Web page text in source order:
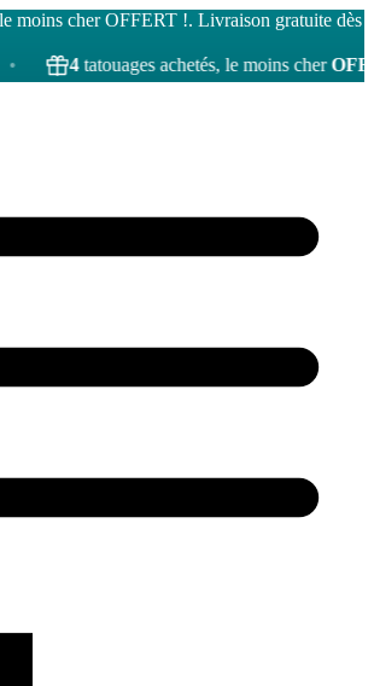
moins cher OFFERT !. Livraison gratuite dès
achetés, le moins cher OFFERT! •